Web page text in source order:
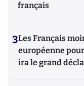
français
3Les Français
européenne
ira le grand